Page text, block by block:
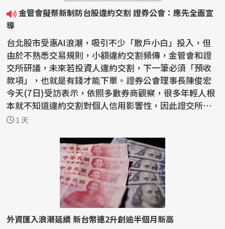
金管會擬祭新制防台股違約交割 證券公會：應先全面宣
導
台北股市受惠AI浪潮，吸引不少「散戶小白」投入，但
由於不熟悉交易規則，小額違約交割頻傳，金管會和證
交所研議，未來若投資人違約交割，下一筆必須「預收
款項」，也就是有錢才能下單。證券公會理事長陳俊宏
今天(7日)受訪表示，依照多數券商觀察，很多年輕人根
本就不知道違約交割對個人信用影響性，因此證交所應
先全...
1 天
外資匯入浪潮延續 新台幣連2升創逾半個月新高